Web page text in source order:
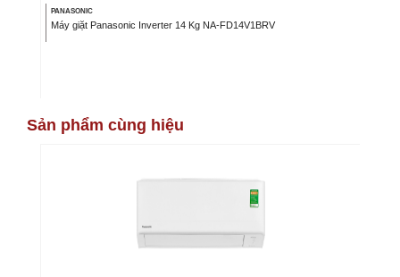
PANASONIC
Máy giặt Panasonic Inverter 14 Kg NA-FD14V1BRV
Sản phẩm cùng hiệu